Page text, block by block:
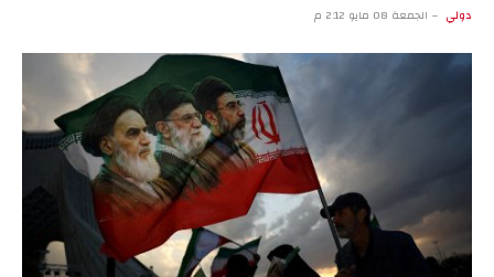
دولي الجمعة 08 مايو 2:12 م